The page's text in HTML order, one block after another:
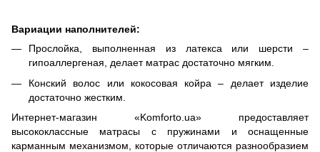
Вариации наполнителей:
Прослойка, выполненная из латекса или шерсти –
гипоаллергеная, делает матрас достаточно мягким.
Конский волос или кокосовая койра – делает изделие
достаточно жестким.
Интернет-магазин «Komforto.ua» предоставляет
высококлассные матрасы с пружинами и оснащенные
карманным механизмом, которые отличаются разнообразием